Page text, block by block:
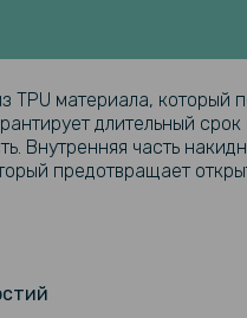
TPU материала,
длительный
Внутренняя часть
предотвращает